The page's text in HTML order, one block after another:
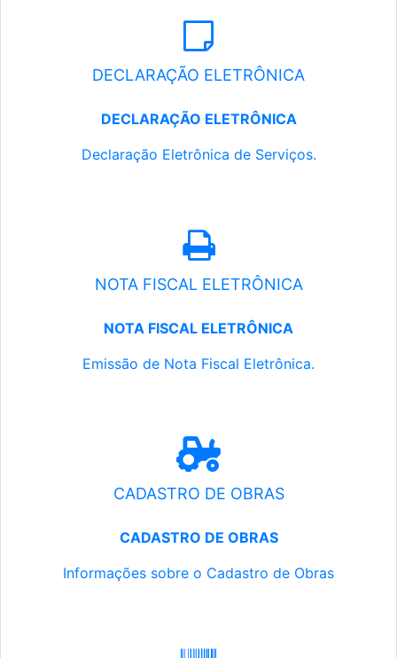
DECLARAÇÃO ELETRÔNICA
DECLARAÇÃO ELETRÔNICA
Declaração Eletrônica de Serviços.
NOTA FISCAL ELETRÔNICA
NOTA FISCAL ELETRÔNICA
Emissão de Nota Fiscal Eletrônica.
CADASTRO DE OBRAS
CADASTRO DE OBRAS
Informações sobre o Cadastro de Obras